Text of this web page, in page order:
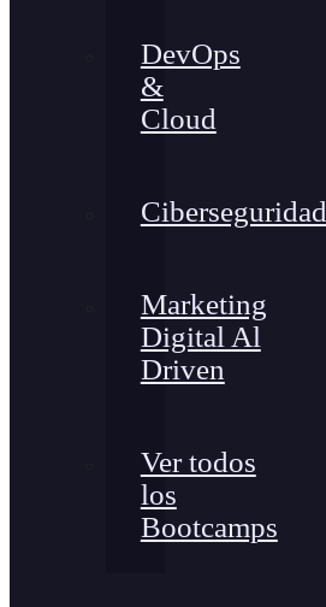
DevOps
&
Cloud
Ciberseguridad
Marketing
Digital Al
Driven
Ver todos
los
Bootcamps